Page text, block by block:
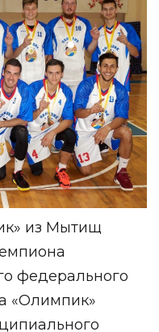
из Мытищ
федерального
«Олимпик»